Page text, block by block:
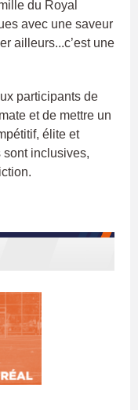
du Royal
avec une saveur
ailleurs...c’est une
participants de
et de mettre un
élite et
sont inclusives,